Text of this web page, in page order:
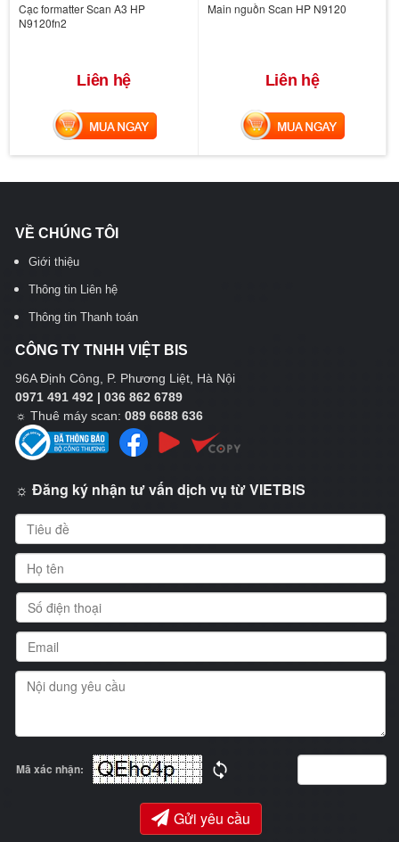
Cạc formatter Scan A3 HP
N9120fn2
Liên hệ
MUA NGAY
Main nguồn Scan HP N9120
Liên hệ
MUA NGAY
VỀ CHÚNG TÔI
Giới thiệu
Thông tin Liên hệ
Thông tin Thanh toán
CÔNG TY TNHH VIỆT BIS
96A Định Công, P. Phương Liệt, Hà Nội
0971 491 492 | 036 862 6789
☼ Thuê máy scan: 089 6688 636
☼ Đăng ký nhận tư vấn dịch vụ từ VIETBIS
Mã xác nhận:
Gửi yêu cầu